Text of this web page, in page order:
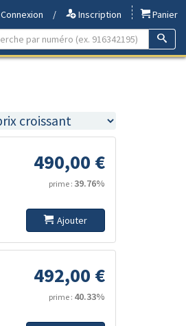
Connexion / Inscription
Panier
490,00 €
prime : 39.76%
Ajouter
492,00 €
prime : 40.33%